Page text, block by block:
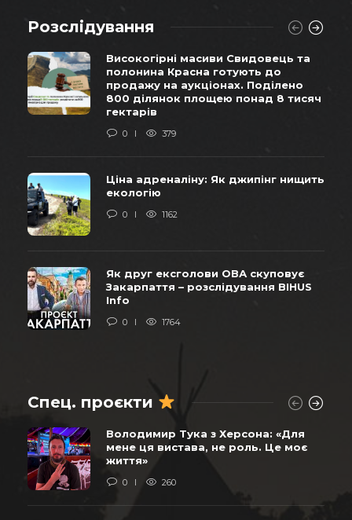
Розслідування
Високогірні масиви Свидовець та
полонина Красна готують до
продажу на аукціонах. Поділено
800 ділянок площею понад 8 тисяч
гектарів
0 379
Ціна адреналіну: Як джипінг нищить
екологію
0 1162
Як друг ексголови ОВА скуповує
Закарпаття – розслідування BIHUS
Info
0 1764
Спец. проєкти
Володимир Тука з Херсона: «Для
мене ця вистава, не роль. Це моє
життя»
0 260